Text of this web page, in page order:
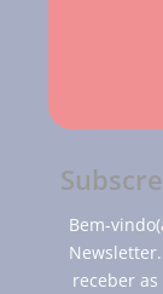
Bem-
receber